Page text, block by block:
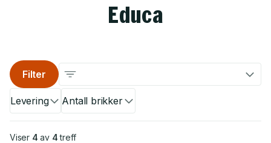
Educa
Levering Antall brikker
Filter
Viser 4 av 4 treff